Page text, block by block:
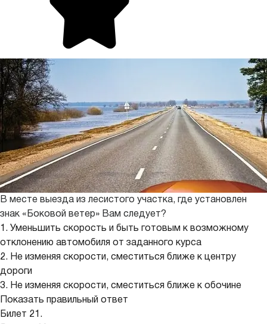
В месте выезда из лесистого участка, где установлен
знак «Боковой ветер» Вам следует?
1. Уменьшить скорость и быть готовым к возможному
отклонению автомобиля от заданного курса
2. Не изменяя скорости, сместиться ближе к центру
дороги
3. Не изменяя скорости, сместиться ближе к обочине
Показать правильный ответ
Билет 21.